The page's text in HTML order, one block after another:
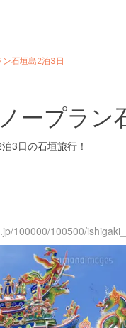
石垣島2泊3日
tel time url guide hot
ープラン
3日の石垣旅行！